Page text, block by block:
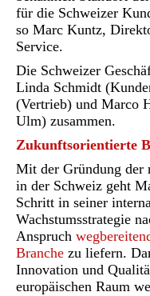
für die Schweizer
so Marc Kuntz,
Service.
Die Schweizer
Linda Schmidt
(Vertrieb) und Marco
Ulm) zusammen.
Zukunftsorientierte
Mit der Gründung der
in der Schweiz geht
Schritt in seiner
Wachstumsstrategie
Anspruch
Branche zu liefern.
Innovation und
europäischen Raum